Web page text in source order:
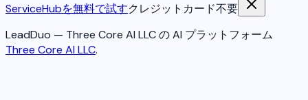
ServiceHubを無料で試すクレジットカード不要
LeadDuo — Three Core AI LLC の AI プラットフォーム
Three Core AI LLC.